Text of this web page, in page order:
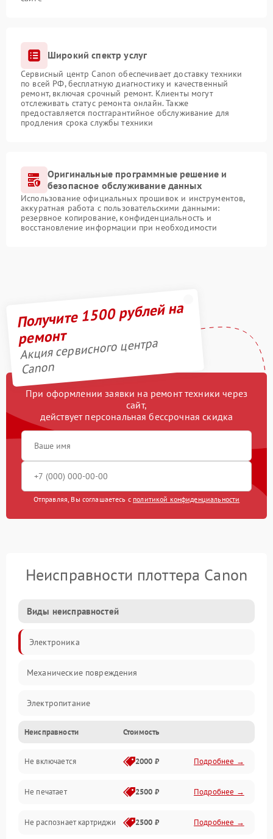
Широкий спектр услуг
Сервисный центр Canon обеспечивает доставку техники
по всей РФ, бесплатную диагностику и качественный
ремонт, включая срочный ремонт. Клиенты могут
отслеживать статус ремонта онлайн. Также
предоставляется постгарантийное обслуживание для
продления срока службы техники
Оригинальные программные решение и
безопасное обслуживание данных
Использование официальных прошивок и инструментов,
аккуратная работа с пользовательскими данными:
резервное копирование, конфиденциальность и
восстановление информации при необходимости
Получите 1500 рублей на
ремонт
Акция сервисного центра
Canon
При оформлении заявки на ремонт техники через
сайт,
действует персональная бессрочная скидка
Отправляя, Вы соглашаетесь с политикой конфиденциальности
Неисправности плоттера Canon
Виды неисправностей
Электроника
Механические повреждения
Электропитание
Работа системы
Механика
Оптика
Программное обеспечение
Неисправности Стоимость
Не включается 2000 ₽ Подробнее →
Не печатает 2500 ₽ Подробнее →
Не распознает картриджи 2500 ₽ Подробнее →